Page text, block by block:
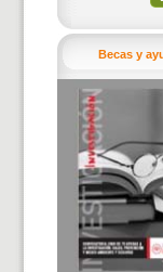
Becas y